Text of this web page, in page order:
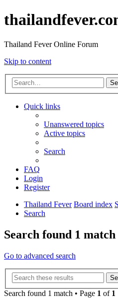
Thailand Fever Online Forum
Skip to content
Quick links
Unanswered topics
Active topics
Search
FAQ
Login
Register
Thailand Fever Board index
Search
Search found 1 match
Go to advanced search
Search found 1 match • Page 1 of 1